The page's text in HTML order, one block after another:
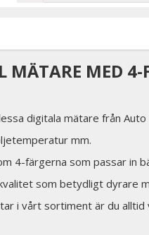
MED 4-
digitala mätare från Auto
mm.
4-färgerna som passar in
som betydligt dyrare
i vårt sortiment är du alltid